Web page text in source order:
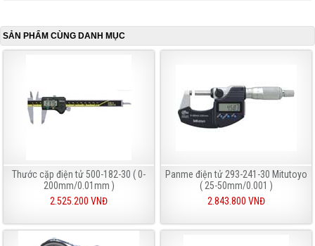
SẢN PHẨM CÙNG DANH MỤC
Thước cặp điện tử 500-182-30 ( 0-
200mm/0.01mm )
2.525.200 VNĐ
Panme điện tử 293-241-30 Mitutoyo
( 25-50mm/0.001 )
2.843.800 VNĐ